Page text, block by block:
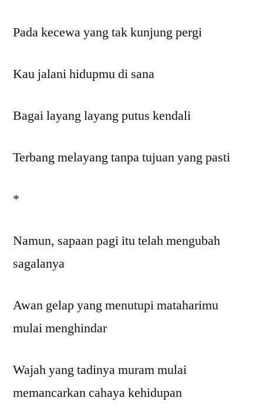
Pada kecewa yang tak kunjung pergi
Kau jalani hidupmu di sana
Bagai layang layang putus kendali
Terbang melayang tanpa tujuan yang pasti
*
Namun, sapaan pagi itu telah mengubah
sagalanya
Awan gelap yang menutupi mataharimu
mulai menghindar
Wajah yang tadinya muram mulai
memancarkan cahaya kehidupan